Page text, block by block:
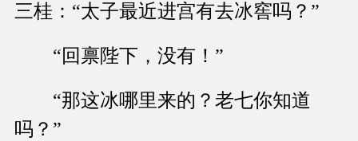
三桂：“太子最近进宫有去冰窖吗？”
“回禀陛下，没有！”
“那这冰哪里来的？老七你知道
吗？”